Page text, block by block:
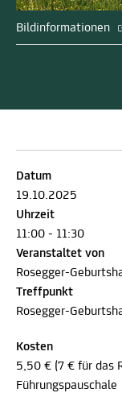
Bildinformationen
Datum
19.10.2025
Uhrzeit
11:00 - 11:30
Veranstaltet von
Rosegger-
Treffpunkt
Rosegger-
Kosten
5,50 € (7 € für das
Führungspauschale